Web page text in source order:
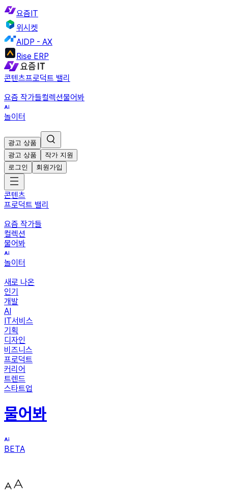
요즘IT
위시켓
AIDP - AX
Rise ERP
콘텐츠프로덕트 밸리
요즘 작가들컬렉션물어봐
놀이터
광고 상품
광고 상품
작가 지원
로그인
회원가입
콘텐츠
프로덕트 밸리
요즘 작가들
컬렉션
물어봐
놀이터
새로 나온
인기
개발
AI
IT서비스
기획
디자인
비즈니스
프로덕트
커리어
트렌드
스타트업
물어봐
BETA